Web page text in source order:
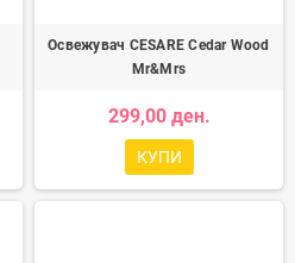
Освежувач CESARE Cedar Wood
Mr&Mrs
299,00 ден.
КУПИ